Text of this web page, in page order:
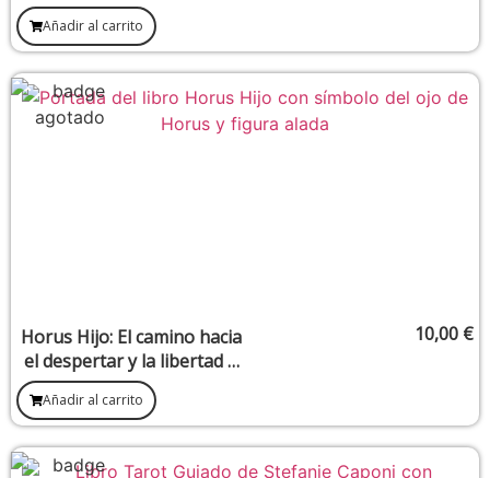
Añadir al carrito
Horus Hijo: El camino hacia
el despertar y la libertad –
José Alberto Pérez Cáceres
10,00 €
Añadir al carrito